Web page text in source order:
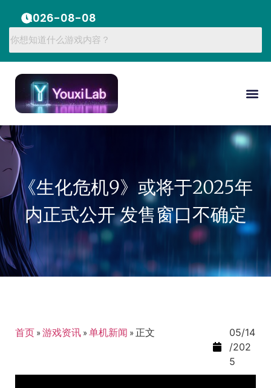
2026-08-08
《生化危机9》或将于2025年
内正式公开 发售窗口不确定
首页 »游戏资讯 »单机新闻 » 正文
05/14
/202
5